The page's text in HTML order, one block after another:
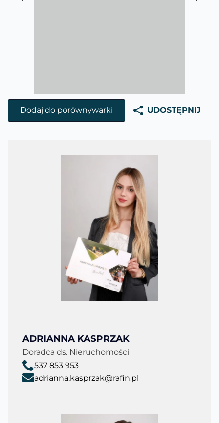
Dodaj do porównywarki UDOSTĘPNIJ
ADRIANNA KASPRZAK
Doradca ds. Nieruchomości
537 853 953
adrianna.kasprzak@rafin.pl